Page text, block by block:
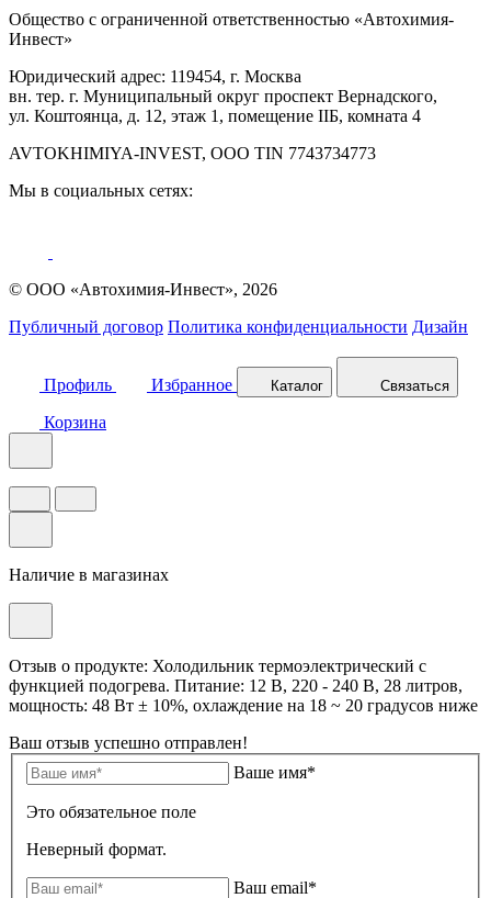
Общество с ограниченной ответственностью «Автохимия-
Инвест»
Юридический адрес: 119454, г. Москва
вн. тер. г. Муниципальный округ проспект Вернадского,
ул. Коштоянца, д. 12, этаж 1, помещение IIБ, комната 4
AVTOKHIMIYA-INVEST, OOO TIN 7743734773
Мы в социальных сетях:
© ООО «Автохимия-Инвест», 2026
Публичный договор Политика конфиденциальности Дизайн
Профиль Избранное Каталог Связаться
Корзина
Наличие в магазинах
Отзыв о продукте: Холодильник термоэлектрический с
функцией подогрева. Питание: 12 В, 220 - 240 В, 28 литров,
мощность: 48 Вт ± 10%, охлаждение на 18 ~ 20 градусов ниже
Ваш отзыв успешно отправлен!
Ваше имя*
Это обязательное поле
Неверный формат.
Ваш email*